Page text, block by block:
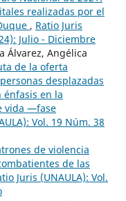
realizadas por el
, Ratio Juris
Julio - Diciembre
Álvarez, Angélica
de la oferta
desplazadas
en la
vida —fase
Vol. 19 Núm. 38
de violencia
de las
Juris (UNAULA): Vol.